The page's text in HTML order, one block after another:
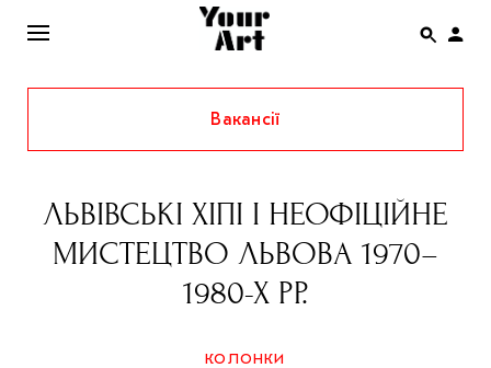
ENG
НОВИНИ
АФІША
ІНТЕРВ’Ю
СТАТТІ
Вакансії
ЛЬВІВСЬКІ ХІПІ І НЕОФІЦІЙНЕ
МИСТЕЦТВО ЛЬВОВА 1970–
1980-Х РР.
КОЛОНКИ